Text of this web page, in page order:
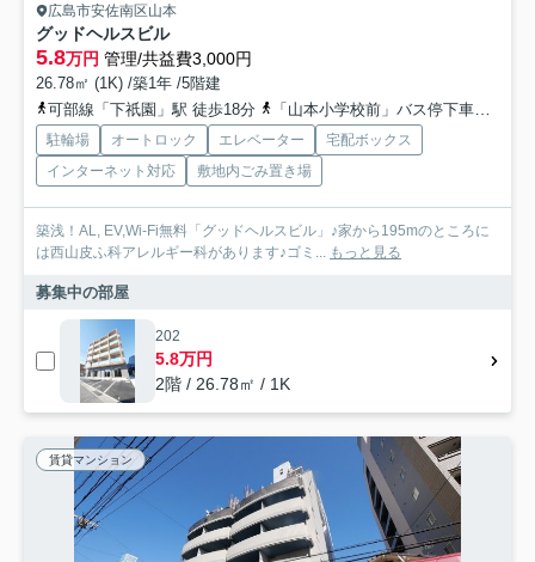
広島市安佐南区山本
グッドヘルスビル
5.8万円 管理/共益費3,000円
26.78㎡ (1K) /築1年 /5階建
可部線「下祇園」駅 徒歩18分
「山本小学校前」バス停下車 徒歩1分
駐輪場 オートロック エレベーター
宅配ボックス
インターネット対応
敷地内ごみ置き場
築浅！AL, EV,Wi-Fi無料「グッドヘルスビル」♪家から195mのところに
は西山皮ふ科アレルギー科があります♪ゴミ... もっと見る
募集中の部屋
202
5.8万円
2階 / 26.78㎡ / 1K
賃貸マンション